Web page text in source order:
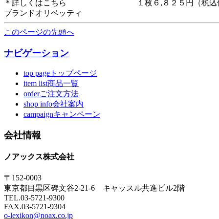
＊詳しくはこちら １枚６,８２５円（税込
ブランドオリベッティ
このページの先頭へ
ナビゲーション
top pageトップページ
item list商品一覧
orderご注文方法
shop info会社案内
campaignキャンペーン
会社情報
ノアックス株式会社
〒152-0003
東京都目黒区碑文谷2-21-6 キャッスル共進ビル2階
TEL.03-5721-9300
FAX.03-5721-9304
o-lexikon@noax.co.jp